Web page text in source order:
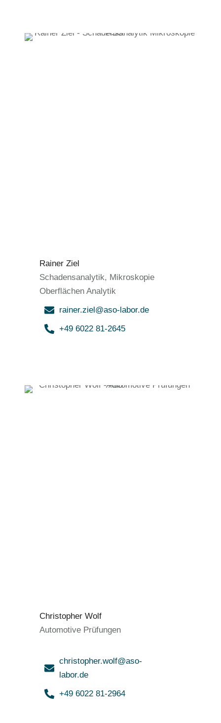
Rainer Ziel
Schadensanalytik, Mikroskopie
Oberflächen Analytik
rainer.ziel@aso-labor.de
+49 6022 81-2645
Christopher Wolf
Automotive Prüfungen
christopher.wolf@aso-
labor.de
+49 6022 81-2964